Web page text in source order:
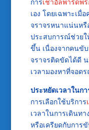
เอง โดยเฉพาะเมื่
จราจรหนาแน่นห
ประสบการณ์ช่วยใ
ขึ้น เนื่องจากคนขับ
จราจรติดขัดได้ดี
เวลามองหาที่จอด
ประหยัดเวลาในก
การเลือกใช้บริการ
เวลาในการเดินท
หรือเครียดกับการ